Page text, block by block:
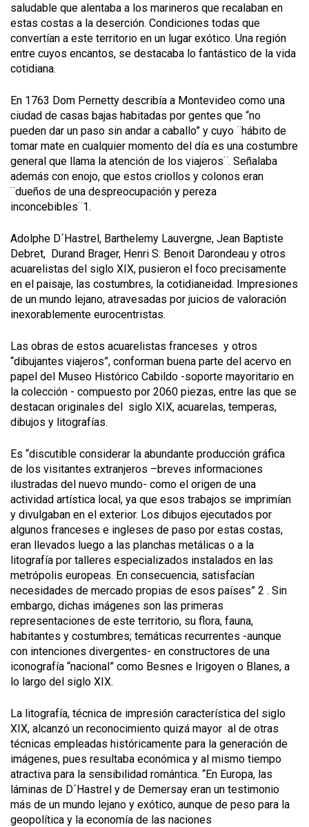
saludable que alentaba a los marineros que recalaban en
estas costas a la deserción. Condiciones todas que
convertían a este territorio en un lugar exótico. Una región
entre cuyos encantos, se destacaba lo fantástico de la vida
cotidiana.
En 1763 Dom Pernetty describía a Montevideo como una
ciudad de casas bajas habitadas por gentes que “no
pueden dar un paso sin andar a caballo” y cuyo ¨hábito de
tomar mate en cualquier momento del día es una costumbre
general que llama la atención de los viajeros¨. Señalaba
además con enojo, que estos criollos y colonos eran
¨dueños de una despreocupación y pereza
inconcebibles¨1.
Adolphe D´Hastrel, Barthelemy Lauvergne, Jean Baptiste
Debret, Durand Brager, Henri S. Benoit Darondeau y otros
acuarelistas del siglo XIX, pusieron el foco precisamente
en el paisaje, las costumbres, la cotidianeidad. Impresiones
de un mundo lejano, atravesadas por juicios de valoración
inexorablemente eurocentristas.
Las obras de estos acuarelistas franceses y otros
“dibujantes viajeros”, conforman buena parte del acervo en
papel del Museo Histórico Cabildo -soporte mayoritario en
la colección - compuesto por 2060 piezas, entre las que se
destacan originales del siglo XIX, acuarelas, temperas,
dibujos y litografías.
Es “discutible considerar la abundante producción gráfica
de los visitantes extranjeros –breves informaciones
ilustradas del nuevo mundo- como el origen de una
actividad artística local, ya que esos trabajos se imprimían
y divulgaban en el exterior. Los dibujos ejecutados por
algunos franceses e ingleses de paso por estas costas,
eran llevados luego a las planchas metálicas o a la
litografía por talleres especializados instalados en las
metrópolis europeas. En consecuencia, satisfacían
necesidades de mercado propias de esos países” 2 . Sin
embargo, dichas imágenes son las primeras
representaciones de este territorio, su flora, fauna,
habitantes y costumbres; temáticas recurrentes -aunque
con intenciones divergentes- en constructores de una
iconografía “nacional” como Besnes e Irigoyen o Blanes, a
lo largo del siglo XIX.
La litografía, técnica de impresión característica del siglo
XIX, alcanzó un reconocimiento quizá mayor al de otras
técnicas empleadas históricamente para la generación de
imágenes, pues resultaba económica y al mismo tiempo
atractiva para la sensibilidad romántica. “En Europa, las
láminas de D´Hastrel y de Demersay eran un testimonio
más de un mundo lejano y exótico, aunque de peso para la
geopolítica y la economía de las naciones